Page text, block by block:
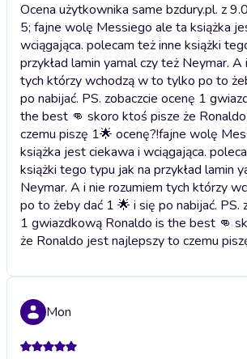
Ocena użytkownika same bzdury.pl. z
5; fajne wolę Messiego ale ta książka
wciągająca. polecam też inne książki
przykład lamin yamal czy też Neymar. A
tych którzy wchodzą w to tylko po to
po nabijać. PS. zobaczcie ocenę 1
the best 👊 skoro ktoś pisze że
czemu piszę 1🌟 ocenę?!fajne wolę
książka jest ciekawa i wciągająca.
książki tego typu jak na przykład lamin
Neymar. A i nie rozumiem tych którzy
po to żeby dać 1 🌟 i się po nabijać. PS.
1 gwiazdkową Ronaldo is the best 👊
że Ronaldo jest najlepszy to czemu
Mon